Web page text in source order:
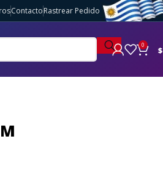
ContactoRastrear Pedido
0 $